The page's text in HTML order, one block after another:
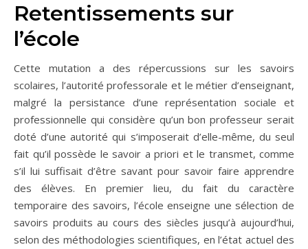
Retentissements sur
l’école
Cette mutation a des répercussions sur les savoirs
scolaires, l’autorité professorale et le métier d’enseignant,
malgré la persistance d’une représentation sociale et
professionnelle qui considère qu’un bon professeur serait
doté d’une autorité qui s’imposerait d’elle-même, du seul
fait qu’il possède le savoir a priori et le transmet, comme
s’il lui suffisait d’être savant pour savoir faire apprendre
des élèves. En premier lieu, du fait du caractère
temporaire des savoirs, l’école enseigne une sélection de
savoirs produits au cours des siècles jusqu’à aujourd’hui,
selon des méthodologies scientifiques, en l’état actuel des